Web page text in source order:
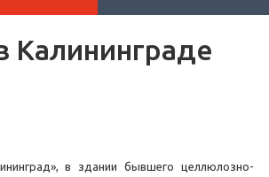
в здании бывшего целлюлозно-